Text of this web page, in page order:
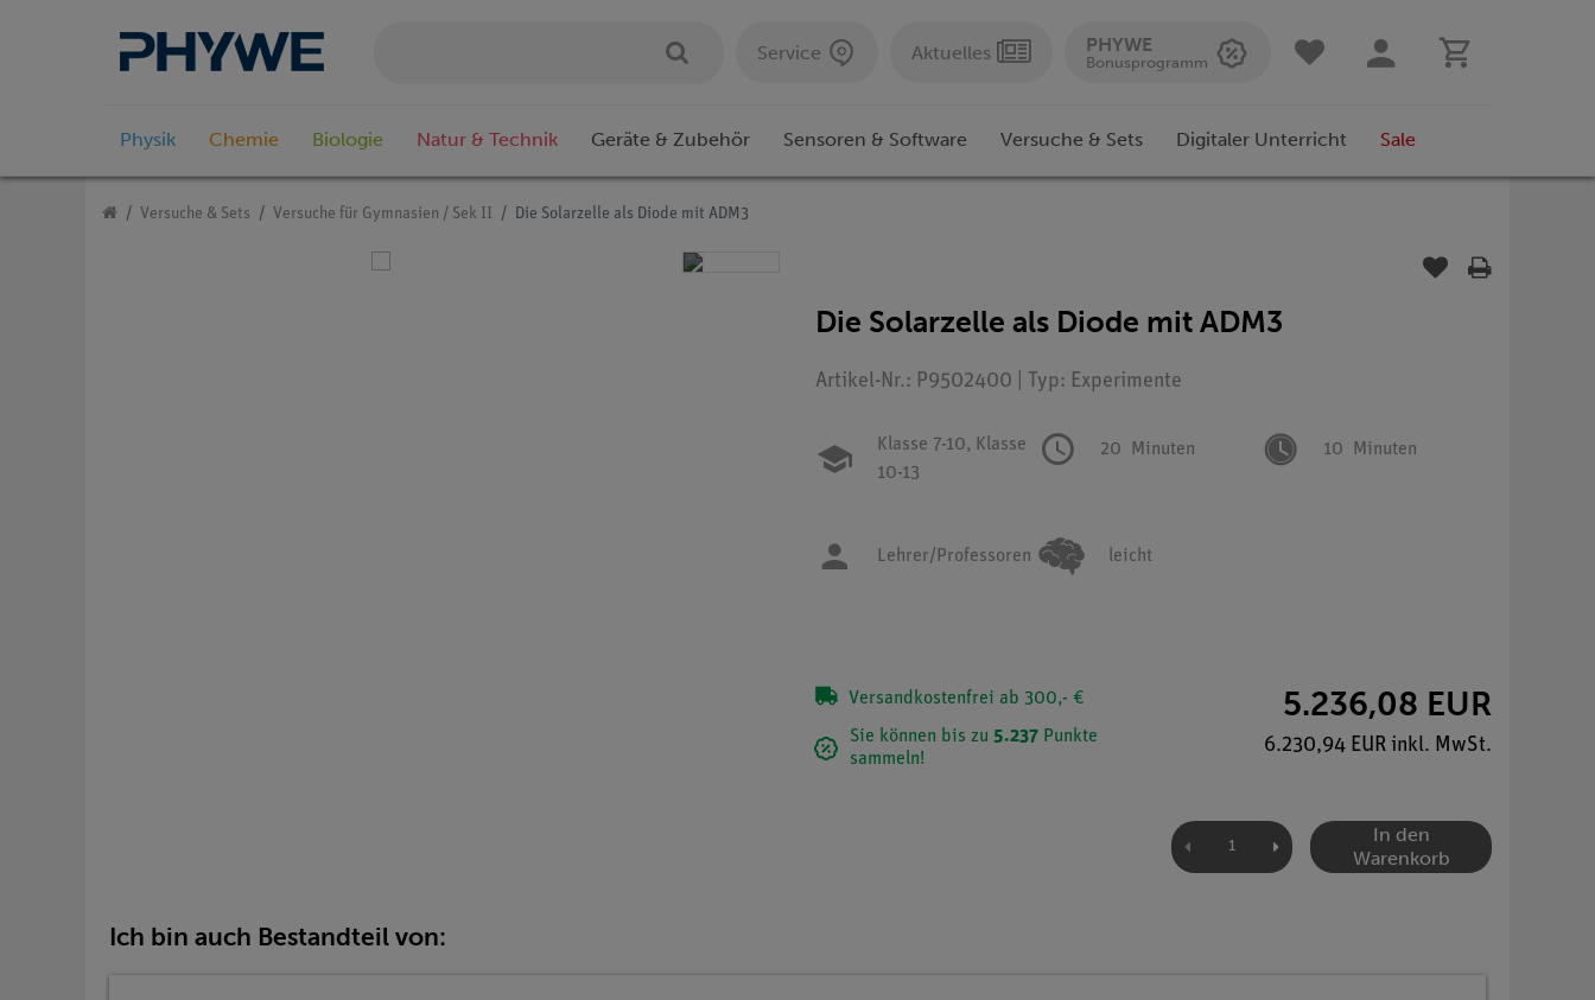
Service Aktuelles PHYWE
Bonusprogramm
Physik Chemie Biologie Natur & Technik Geräte & Zubehör Sensoren & Software Versuche & Sets Digitaler Unterricht Sale
Versuche & Sets Versuche für Gymnasien / Sek II Die Solarzelle als Diode mit ADM3
Die Solarzelle als Diode mit ADM3
Artikel-Nr.: P9502400 | Typ: Experimente
Klasse 7-10, Klasse
10-13
20 Minuten 10 Minuten
Lehrer/Professoren leicht
Versandkostenfrei ab 300,- €
Sie können bis zu 5.237 Punkte
sammeln!
5.236,08 EUR
6.230,94 EUR inkl. MwSt.
In den
Warenkorb
Ich bin auch Bestandteil von: